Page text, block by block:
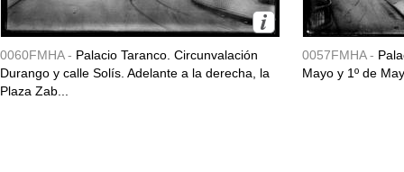
0060FMHA - Palacio Taranco. Circunvalación
Durango y calle Solís. Adelante a la derecha, la
Plaza Zab...
0057FMHA -
Mayo y 1º de